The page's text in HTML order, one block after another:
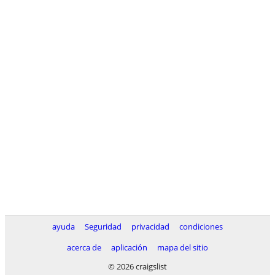
ayuda Seguridad privacidad
condiciones
acerca de
aplicación
mapa del sitio
© 2026 craigslist